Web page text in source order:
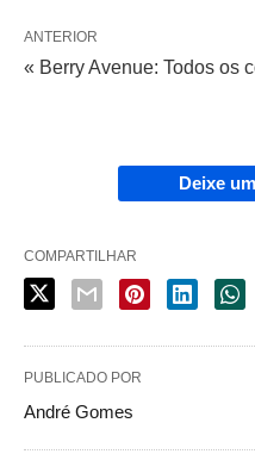
ANTERIOR
« Berry Avenue: Todos os
Deixe
COMPARTILHAR
PUBLICADO POR
André Gomes